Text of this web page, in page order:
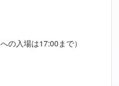
の入場は17:00まで）